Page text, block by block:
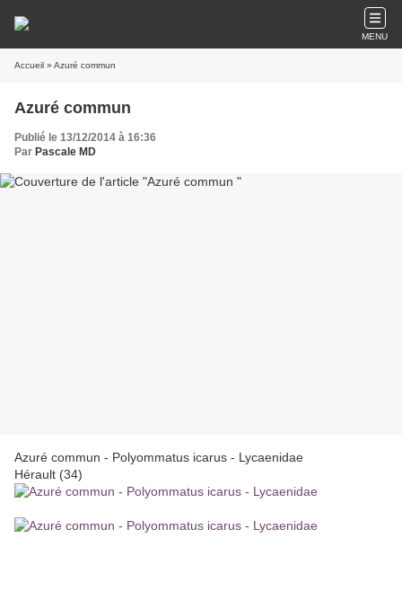
MENU
Accueil » Azuré commun
Azuré commun
Publié le 13/12/2014 à 16:36
Par Pascale MD
Azuré commun - Polyommatus icarus - Lycaenidae
Hérault (34)